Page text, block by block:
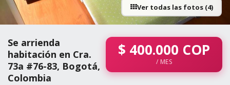
Ver todas las fotos (4)
Se arrienda
habitación en Cra.
73a #76-83, Bogotá,
Colombia
$ 400.000 COP
/ MES